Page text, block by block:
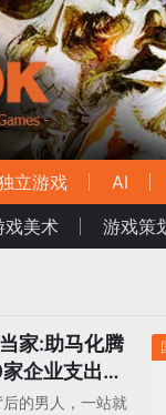
立游戏 AI
戏美术 游戏策
家:助马化腾
企业支出千
的男人，一站就